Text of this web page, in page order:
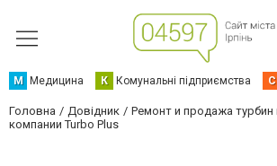
М Медицина К Комунальні підприємства С
Головна Довідник
Ремонт и продажа турбин
компании Turbo Plus